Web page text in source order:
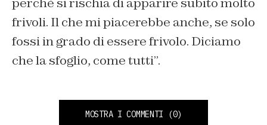
frivoli. Il che mi piacerebbe anche, se solo
fossi in grado di essere frivolo. Diciamo
che la sfoglio, come tutti”.
MOSTRA I COMMENTI (0)